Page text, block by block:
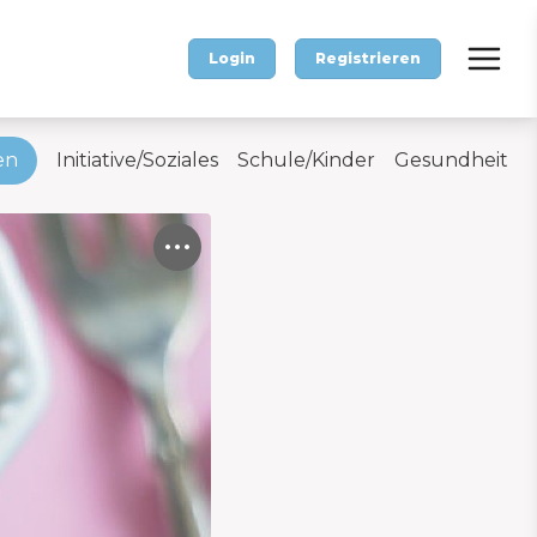
Login Registrieren
Initiative/Soziales Schule/Kinder Gesundheit